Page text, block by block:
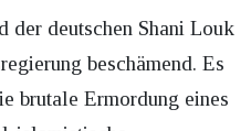
der deutschen Shani Louk
beschämend. Es
brutale Ermordung eines